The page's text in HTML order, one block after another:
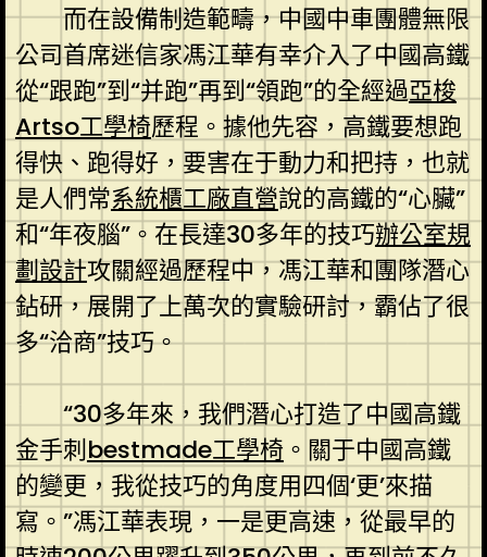
而在設備制造範疇，中國中車團體無限
公司首席迷信家馮江華有幸介入了中國高鐵
從“跟跑”到“并跑”再到“領跑”的全經過亞梭
Artso工學椅歷程。據他先容，高鐵要想跑
得快、跑得好，要害在于動力和把持，也就
是人們常系統櫃工廠直營說的高鐵的“心臟”
和“年夜腦”。在長達30多年的技巧辦公室規
劃設計攻關經過歷程中，馮江華和團隊潛心
鉆研，展開了上萬次的實驗研討，霸佔了很
多“洽商”技巧。
“30多年來，我們潛心打造了中國高鐵
金手刺bestmade工學椅 。關于中國高鐵
的變更，我從技巧的角度用四個‘更’來描
寫。”馮江華表現，一是更高速，從最早的